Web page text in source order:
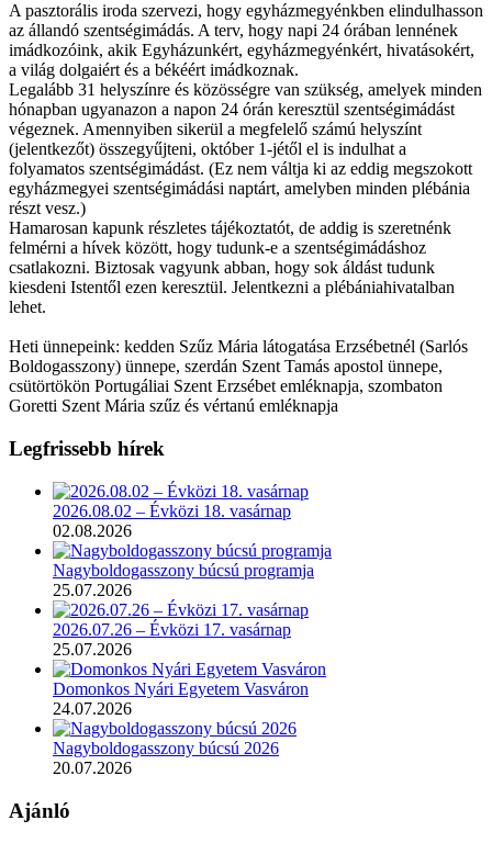
A pasztorális iroda szervezi, hogy egyházmegyénkben elindulhasson
az állandó szentségimádás. A terv, hogy napi 24 órában lennének
imádkozóink, akik Egyházunkért, egyházmegyénkért, hivatásokért,
a világ dolgaiért és a békéért imádkoznak.
Legalább 31 helyszínre és közösségre van szükség, amelyek minden
hónapban ugyanazon a napon 24 órán keresztül szentségimádást
végeznek. Amennyiben sikerül a megfelelő számú helyszínt
(jelentkezőt) összegyűjteni, október 1-jétől el is indulhat a
folyamatos szentségimádást. (Ez nem váltja ki az eddig megszokott
egyházmegyei szentségimádási naptárt, amelyben minden plébánia
részt vesz.)
Hamarosan kapunk részletes tájékoztatót, de addig is szeretnénk
felmérni a hívek között, hogy tudunk-e a szentségimádáshoz
csatlakozni. Biztosak vagyunk abban, hogy sok áldást tudunk
kiesdeni Istentől ezen keresztül. Jelentkezni a plébániahivatalban
lehet.
Heti ünnepeink: kedden Szűz Mária látogatása Erzsébetnél (Sarlós
Boldogasszony) ünnepe, szerdán Szent Tamás apostol ünnepe,
csütörtökön Portugáliai Szent Erzsébet emléknapja, szombaton
Goretti Szent Mária szűz és vértanú emléknapja
Legfrissebb hírek
2026.08.02 – Évközi 18. vasárnap
02.08.2026
Nagyboldogasszony búcsú programja
25.07.2026
2026.07.26 – Évközi 17. vasárnap
25.07.2026
Domonkos Nyári Egyetem Vasváron
24.07.2026
Nagyboldogasszony búcsú 2026
20.07.2026
Ajánló